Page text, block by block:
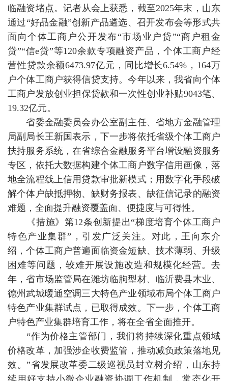
临融资堵点。记者从会上获悉，截至2025年末，山东
通过“好品金融”创新产品遴选、召开发布会等形式共
面向个体工商户公开发布“市场业户贷”“商户租金
贷”“信e贷”等120余款专项融资产品，个体工商户经
营性贷款余额6473.97亿元，同比增长6.54%，164万
户个体工商户获得信贷支持。今年以来，我省向个体
工商户发放创业担保贷款和一次性创业补贴9043笔、
19.32亿元。
省委金融委员会办公室副主任、省地方金融管理
局副局长王新国表示，下一步将依托省级个体工商户
扶持服务系统，在省综合金融服务平台增设融资服务
专区，依托大数据构建个体工商户数字信用画像，落
地全流程线上信用贷款审批新模式；用数字化手段破
解个体户缺抵押物、缺财务报表、缺征信记录的融资
难题，全面提升融资覆盖面、便捷度与可得性。
《措施》第12条创新提出“梯度培育个体工商户
特色产业集群”，引发广泛关注。对此，王向东介
绍，个体工商户普遍面临资金短缺、技术薄弱、升级
困难等问题，较难开展设施改造和规模化经营。去
年，省市场监管局在潍坊临朐型材、临沂费县木业、
德州武城暖通空调三大特色产业领域布局个体工商户
特色产业集群试点，已取得成效。下一步，个体工商
户特色产业集群培育工作，将在全省全面推开。
“作为价格主管部门，我们将持续深化重点领域
价格改革，加强涉企收费监管，推动减负政策落地见
效。”省发展改革委二级巡视员封立树介绍，山东持